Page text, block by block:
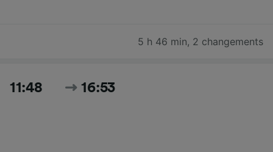
5 h 46 min, 2 changements
11:48 16:53